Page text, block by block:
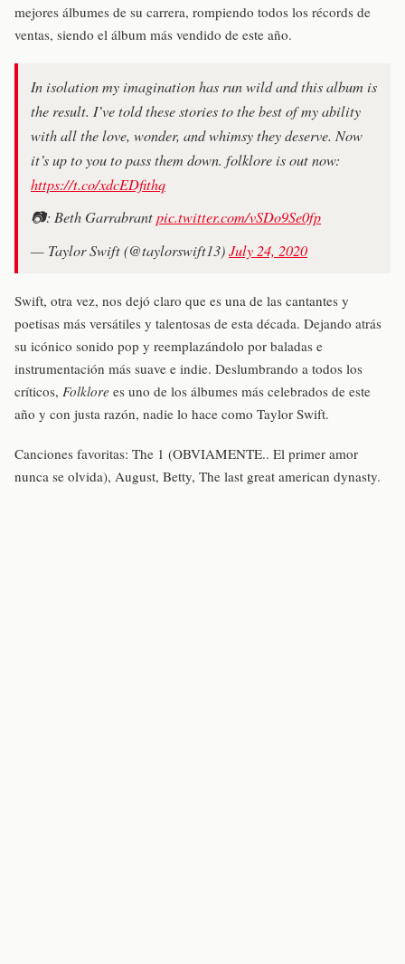
mejores álbumes de su carrera, rompiendo todos los récords de
ventas, siendo el álbum más vendido de este año.
In isolation my imagination has run wild and this album is
the result. I’ve told these stories to the best of my ability
with all the love, wonder, and whimsy they deserve. Now
it’s up to you to pass them down. folklore is out now:
https://t.co/xdcEDfithq
📷: Beth Garrabrantpic.twitter.com/vSDo9Se0fp
— Taylor Swift (@taylorswift13)July 24, 2020
Swift, otra vez, nos dejó claro que es una de las cantantes y
poetisas más versátiles y talentosas de esta década. Dejando atrás
su icónico sonido pop y reemplazándolo por baladas e
instrumentación más suave e indie. Deslumbrando a todos los
críticos, Folklore es uno de los álbumes más celebrados de este
año y con justa razón, nadie lo hace como Taylor Swift.
Canciones favoritas: The 1 (OBVIAMENTE.. El primer amor
nunca se olvida), August, Betty, The last great american dynasty.